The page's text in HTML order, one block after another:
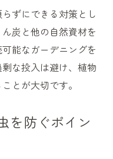
ずにできる対策とし
炭と他の自然資材を
能なガーデニングを
な投入は避け、植物
とが大切です。
を防ぐポイン